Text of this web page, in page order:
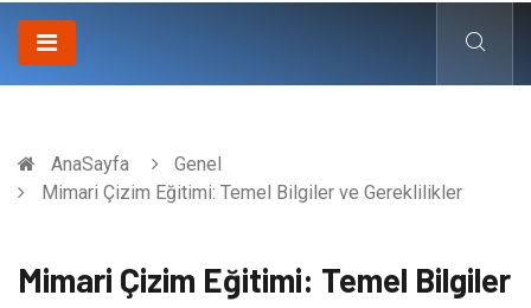
AnaSayfa
Genel
Mimari Çizim Eğitimi: Temel Bilgiler ve Gereklilikler
Mimari Çizim Eğitimi: Temel Bilgiler